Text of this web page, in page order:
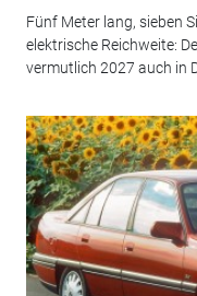
Fünf Meter lang, sieben
elektrische Reichweite:
vermutlich 2027 auch in